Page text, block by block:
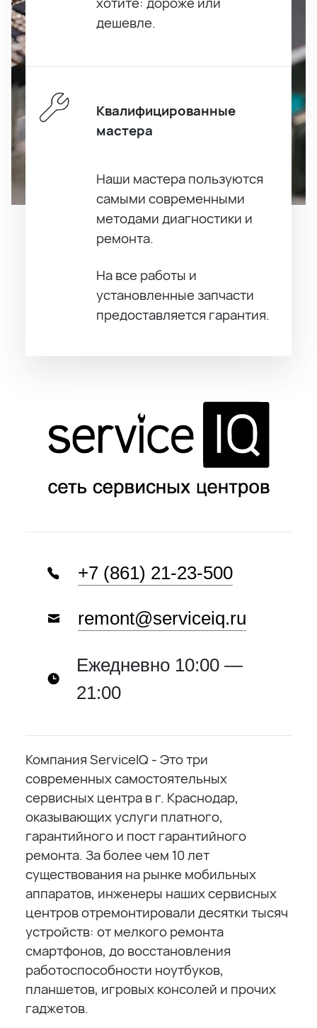
дешевле.
Квалифицированные
мастера
Наши мастера пользуются
самыми современными
методами диагностики и
ремонта.
На все работы и
установленные запчасти
предоставляется гарантия.
+7 (861) 21-23-500
remont@serviceiq.ru
Ежедневно 10:00 —
21:00
Компания ServiceIQ - Это три
современных самостоятельных
сервисных центра в г. Краснодар,
оказывающих услуги платного,
гарантийного и пост гарантийного
ремонта. За более чем 10 лет
существования на рынке мобильных
аппаратов, инженеры наших сервисных
центров отремонтировали десятки тысяч
устройств: от мелкого ремонта
смартфонов, до восстановления
работоспособности ноутбуков,
планшетов, игровых консолей и прочих
гаджетов.